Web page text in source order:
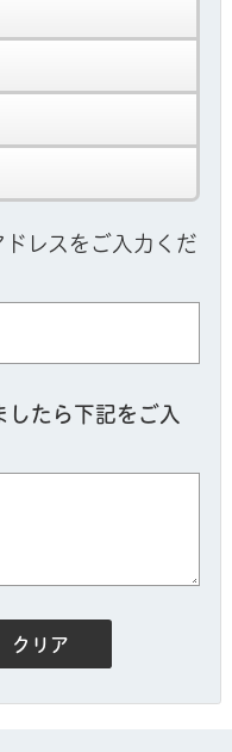
ドレスをご入力くだ
したら下記をご入